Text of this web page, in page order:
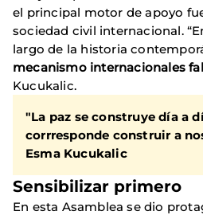
el principal motor de apoyo
sociedad civil internacional.
largo de la historia
mecanismo internacionales
Kucukalic.
"La paz se construye día a
corrresponde construir a
Esma Kucukalic
Sensibilizar primero
En esta Asamblea se dio